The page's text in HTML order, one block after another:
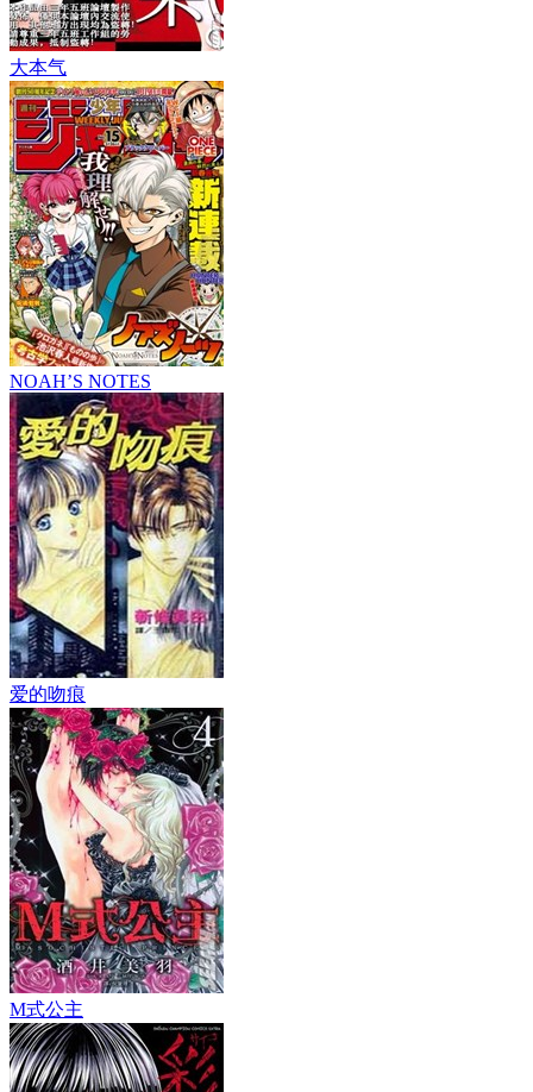
大本气
NOAH’S NOTES
爱的吻痕
M式公主